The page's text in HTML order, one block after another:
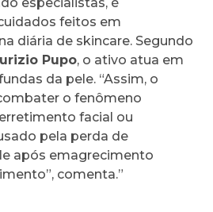
feitos em
diária de skincare. Segundo
Pupo, o ativo atua em
da pele. “Assim, o
o fenômeno
facial ou
pela perda de
após emagrecimento
comenta.”